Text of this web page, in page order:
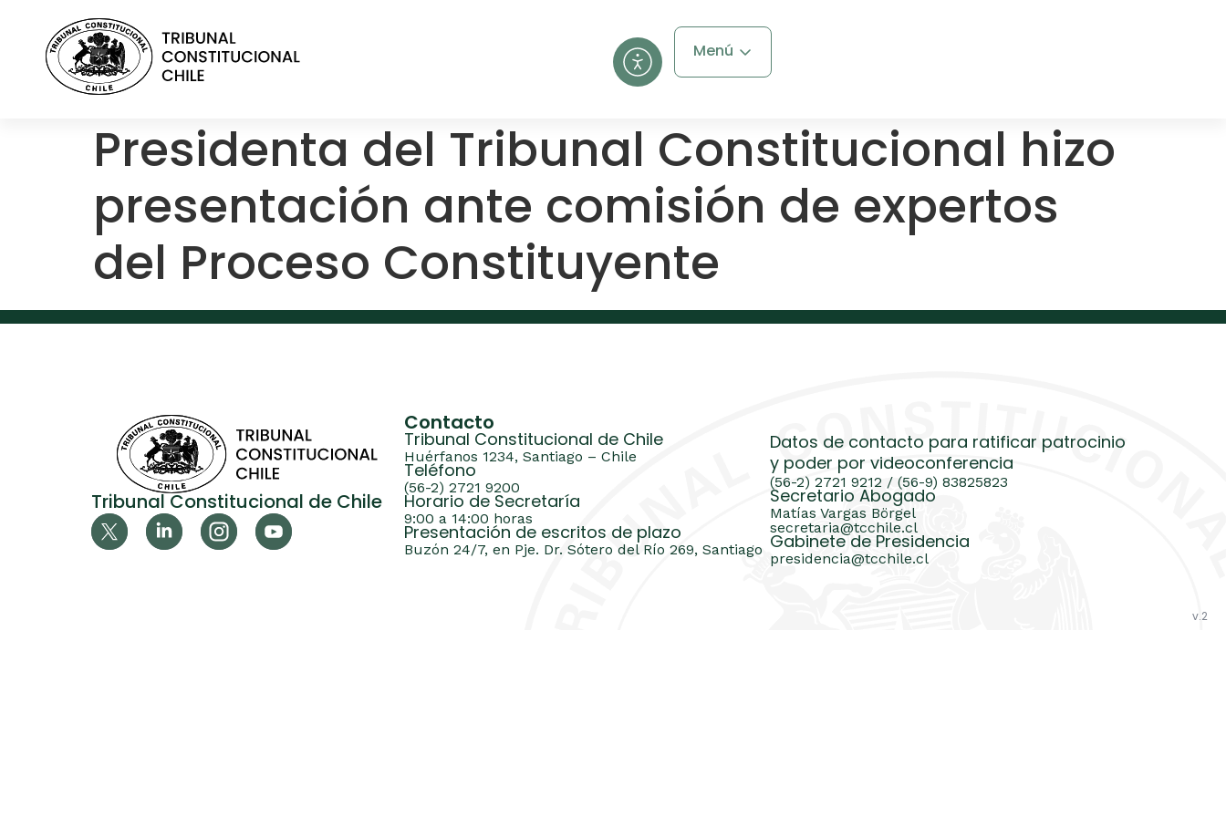
Menú
Presidenta del Tribunal Constitucional hizo
presentación ante comisión de expertos
del Proceso Constituyente
Tribunal Constitucional de Chile
Contacto
Tribunal Constitucional de Chile
Huérfanos 1234, Santiago – Chile
Teléfono
(56-2) 2721 9200
Horario de Secretaría
9:00 a 14:00 horas
Presentación de escritos de plazo
Buzón 24/7, en Pje. Dr. Sótero del Río 269, Santiago
Datos de contacto para ratificar patrocinio
y poder por videoconferencia
(56-2) 2721 9212 / (56-9) 83825823
Secretario Abogado
Matías Vargas Börgel
secretaria@tcchile.cl
Gabinete de Presidencia
presidencia@tcchile.cl
v.2